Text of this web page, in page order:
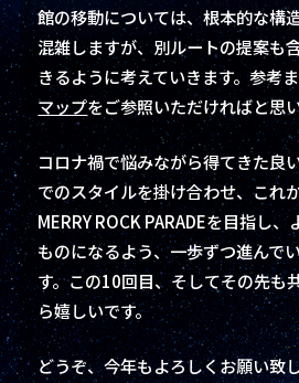
館の移動については、根本的な構
混雑しますが、別ルートの提案も
きるように考えていきます。参考
マップをご参照いただければと思
コロナ禍で悩みながら得てきた良
でのスタイルを掛け合わせ、これ
MERRY ROCK PARADEを目指し
ものになるよう、一歩ずつ進んで
す。この10回目、そしてその先も
ら嬉しいです。
どうぞ、今年もよろしくお願い致